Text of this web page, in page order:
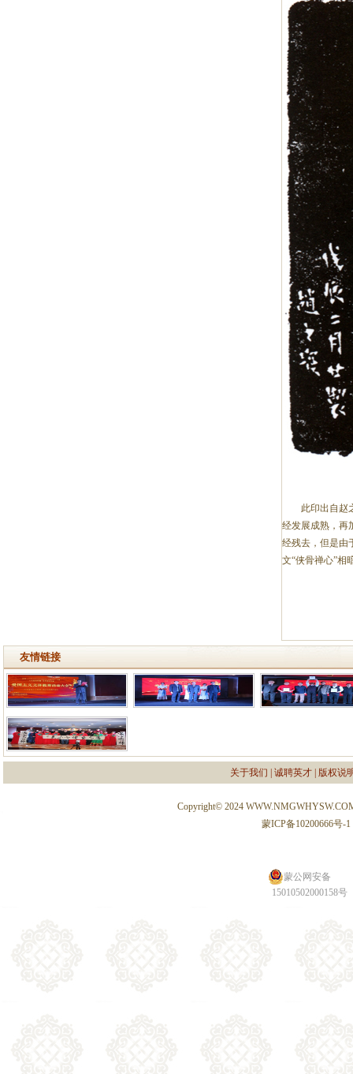
此印出自赵之
经发展成熟，再
经残去，但是由
文“侠骨禅心”相
友情链接
关于我们 诚聘英才 版权说
Copyright© 2024
蒙ICP备10200666号-1
蒙公网安备
15010502000158号